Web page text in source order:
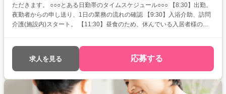
ただきます。 ○○○とある日勤帯のタイムスケジュール○○○ 【8:30】出勤。
夜勤者からの申し送り、1日の業務の流れの確認 【9:30】入浴介助、訪問
介護(施設内)スタート。 【11:30】昼食のため、休んでいる入居者様の離
守りを行いながら記録の記入 【13:00】掃除や個人的な仕事の処理などを
力で摂取できない人の食事介助 【17:30】業務終了 ※雇用期間の定めあ
り:1年 ※契約の更新有(原則更新) ※更新上限なし
求人を見る 応募する